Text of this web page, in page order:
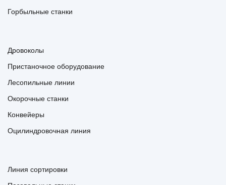
Горбыльные станки
Дровоколы
Пристаночное оборудование
Лесопильные линии
Окорочные станки
Конвейеры
Оцилиндровочная линия
Линия сортировки